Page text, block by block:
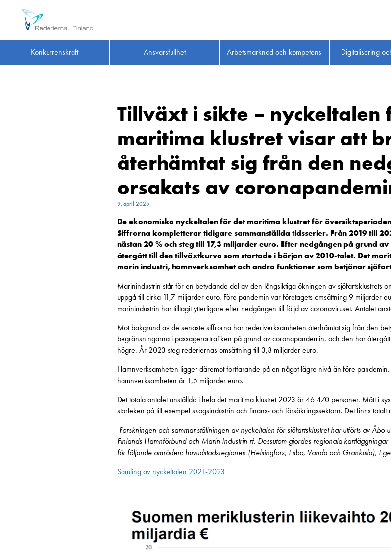
Konkurrenskraft Ansvarsfullhet Arbetsmarknad och kompetens Digitalisering
Tillväxt i sikte – nyckeltalen
maritima klustret visar att
återhämtat sig från den
orsakats av
9. april 2025
De ekonomiska nyckeltalen för det maritima klustret för
Siffrorna kompletterar tidigare sammanställda tidsserier. Från 2019 till
nästan 20 % och steg till 17,3 miljarder euro. Efter nedgången på grund
återgått till den tillväxtkurva som startade i början av 2010-talet. Det
marin industri, hamnverksamhet och andra funktioner som betjänar
Marinindustrin står för en betydande del av den långsiktiga ökningen av sjöfartsklustrets
uppgå till cirka 11,7 miljarder euro. Före pandemin var företagets omsättning 9 miljarder
marinindustrin har tilltagit ytterligare efter nedgången till följd av coronaviruset. Antalet
Mot bakgrund av de senaste siffrorna har rederiverksamheten återhämtat sig från den
begränsningarna i passagerartrafiken på grund av coronapandemin, och den har
högre. År 2023 steg rederiernas omsättning till 3,8 miljarder euro.
Hamnverksamheten ligger däremot fortfarande på en något lägre nivå än före
hamnverksamheten är 1,5 miljarder euro.
Det totala antalet anställda i hela det maritima klustret 2023 är 46 470 personer. Mätt i
storleken på till exempel skogsindustrin och finans- och försäkringssektorn. Det finns
Forskningen och sammanställningen av nyckeltalen för sjöfartsklustret har utförts av Åbo
Finlands Hamnförbund och Marin Industrin rf. Dessutom gjordes regionala
för följande områden: huvudstadsregionen (Helsingfors, Esbo, Vanda och Grankulla),
Samling av nyckeltalen 2021-2023